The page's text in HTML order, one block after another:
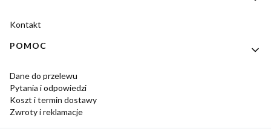
Kontakt
POMOC
Dane do przelewu
Pytania i odpowiedzi
Koszt i termin dostawy
Zwroty i reklamacje